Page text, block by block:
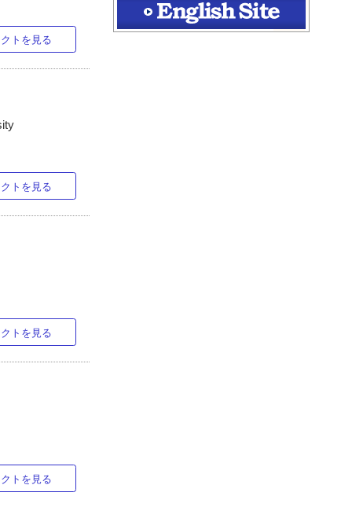
トを見る
トを見る
トを見る
トを見る